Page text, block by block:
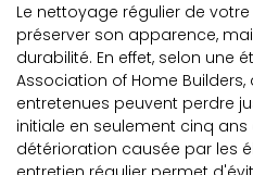
Le nettoyage régulier de
préserver son apparence,
durabilité. En effet, selon une
Association of Home
entretenues peuvent perdre
initiale en seulement cinq
détérioration causée par les